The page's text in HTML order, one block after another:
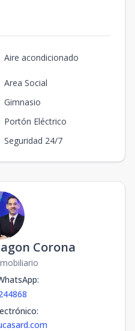
Aire acondicionado
Area Social
Gimnasio
Portón Eléctrico
Seguridad 24/7
Corona
:
: